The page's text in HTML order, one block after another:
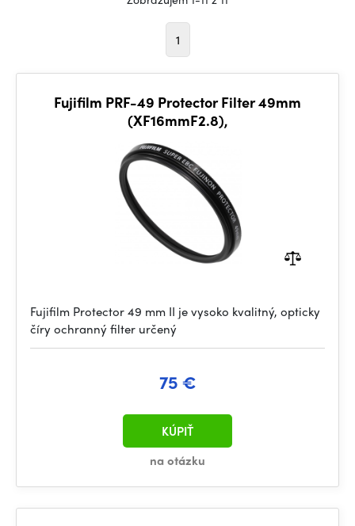
1
Fujifilm PRF-49 Protector Filter 49mm
(XF16mmF2.8),
Fujifilm Protector 49 mm II je vysoko kvalitný, opticky
číry ochranný filter určený
75 €
na otázku
KÚPIŤ